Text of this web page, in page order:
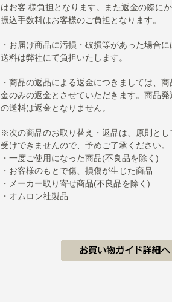
はお客 様負担となります。また返金の際に
振込手数料はお客様のご負担となります。
・お届け商品に汚損・破損等があった場合に
送料は弊社にて負担いたします。
・商品の返品による返金につきましては、商
金のみの返金とさせていただきます。商品発
の送料は返金となりません。
※次の商品のお取り替え・返品は、原則とし
受けできませんので、予めご了承ください。
・一度ご使用になった商品(不良品を除く)
・お客様のもとで傷、損傷が生じた商品
・メーカー取り寄せ商品(不良品を除く)
・オムロン社製品